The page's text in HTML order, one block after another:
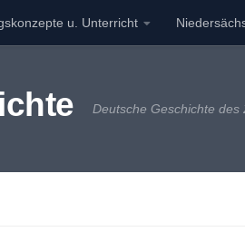
u. Unterricht
Deutsche Geschichte